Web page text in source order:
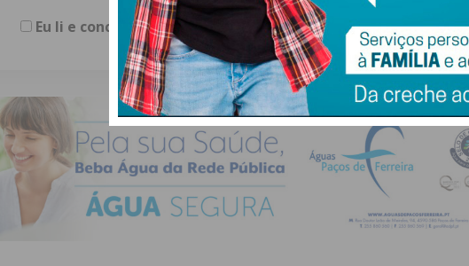
Eu li e concordo com ostermos e condições